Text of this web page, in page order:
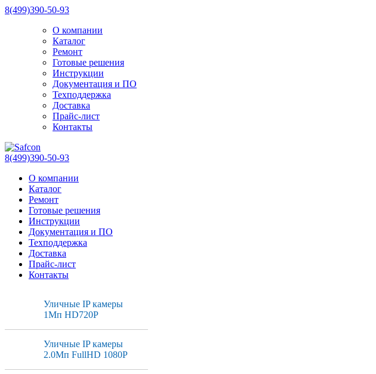
8(499)390-50-93
О компании
Каталог
Ремонт
Готовые решения
Инструкции
Документация и ПО
Техподдержка
Доставка
Прайс-лист
Контакты
8(499)390-50-93
О компании
Каталог
Ремонт
Готовые решения
Инструкции
Документация и ПО
Техподдержка
Доставка
Прайс-лист
Контакты
Уличные IP камеры
1Мп HD720P
Уличные IP камеры
2.0Мп FullHD 1080P